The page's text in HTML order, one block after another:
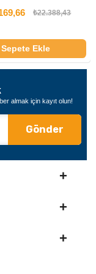
₺8.296,89 ₺13.828,15
Sepete Ekle
almak için kayıt olun!
Gönder